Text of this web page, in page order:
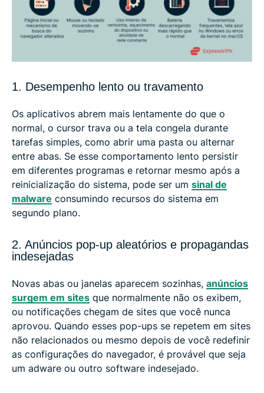
1. Desempenho lento ou travamento
Os aplicativos abrem mais lentamente do que o
normal, o cursor trava ou a tela congela durante
tarefas simples, como abrir uma pasta ou alternar
entre abas. Se esse comportamento lento persistir
em diferentes programas e retornar mesmo após a
reinicialização do sistema, pode ser um sinal de
malware consumindo recursos do sistema em
segundo plano.
2. Anúncios pop-up aleatórios e propagandas
indesejadas
Novas abas ou janelas aparecem sozinhas, anúncios
surgem em sites que normalmente não os exibem,
ou notificações chegam de sites que você nunca
aprovou. Quando esses pop-ups se repetem em sites
não relacionados ou mesmo depois de você redefinir
as configurações do navegador, é provável que seja
um adware ou outro software indesejado.